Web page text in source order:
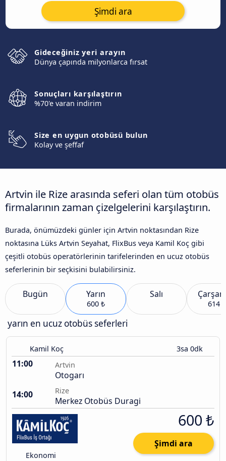
Şimdi ara
Gideceğiniz yeri arayın
Dünya çapında milyonlarca fırsat
Sonuçları karşılaştırın
%70'e varan indirim
Size en uygun otobüsü bulun
Kolay ve şeffaf
Artvin ile Rize arasında seferi olan tüm otobüs
firmalarının zaman çizelgelerini karşılaştırın.
Burada, önümüzdeki günler için Artvin noktasından Rize
noktasına Lüks Artvin Seyahat, FlixBus veya Kamil Koç gibi
çeşitli otobüs operatörlerinin tarifelerinden en ucuz otobüs
seferlerinin bir seçkisini bulabilirsiniz.
Bugün Yarın
600 ₺
Salı
614 ₺
yarın en ucuz otobüs seferleri
Kamil Koç 3sa 0dk
11:00 Artvin
Otogarı
14:00
Rize
Merkez Otobüs Duragi
Ekonomi
600 ₺
Şimdi ara